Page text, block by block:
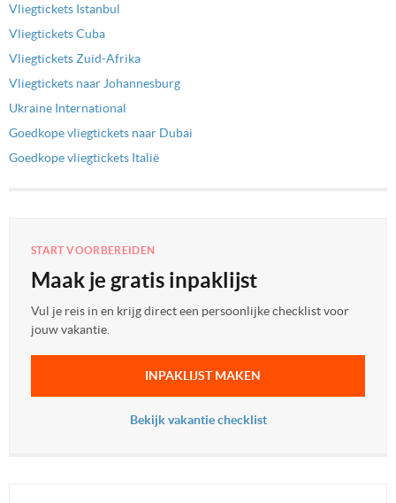
Vliegtickets Istanbul
Vliegtickets Cuba
Vliegtickets Zuid-Afrika
Vliegtickets naar Johannesburg
Ukraine International
Goedkope vliegtickets naar Dubai
Goedkope vliegtickets Italië
START VOORBEREIDEN
Maak je gratis inpaklijst
Vul je reis in en krijg direct een persoonlijke checklist voor
jouw vakantie.
INPAKLIJST MAKEN
Bekijk vakantie checklist